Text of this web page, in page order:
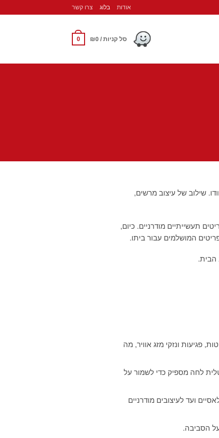
אודות בלוג צרו קשר
סל קניות / ₪0
0
שילוב של עיצוב מרשים,
תעשייתיים מודרניים. כיום,
המושלמים עבור ביתו.
הבית.
פגיעות ונזקי מזג אוויר, מה
לחה מספיק כדי לשמור על
ועד לעיצובים מודרניים
הסביבה.